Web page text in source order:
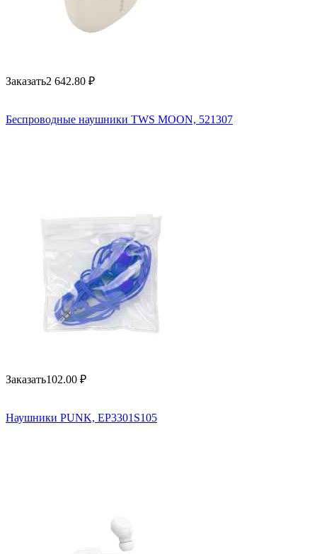
Заказать2 642.80 ₽
Беспроводные наушники TWS MOON, 521307
Заказать102.00 ₽
Наушники PUNK, EP3301S105